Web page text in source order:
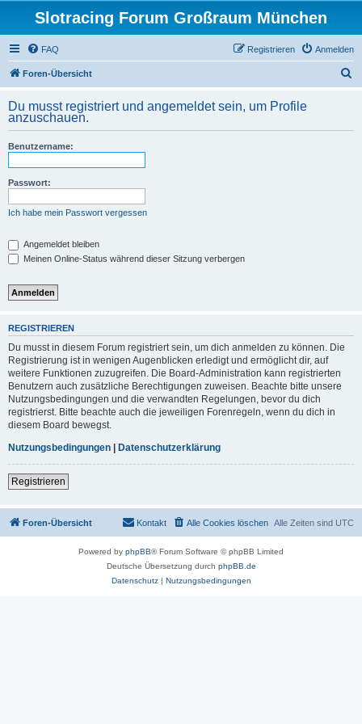
Slotracing Forum Großraum München
FAQ Anmelden
Registrieren
Foren-Übersicht
h
Du musst registriert und angemeldet sein, um Profile
anzuschauen.
Benutzername:
Passwort:
Ich habe mein Passwort vergessen
Angemeldet bleiben
Meinen Online-Status während dieser Sitzung verbergen
REGISTRIEREN
Du musst in diesem Forum registriert sein, um dich anmelden zu können. Die
Registrierung ist in wenigen Augenblicken erledigt und ermöglicht dir, auf
weitere Funktionen zuzugreifen. Die Board-Administration kann registrierten
Benutzern auch zusätzliche Berechtigungen zuweisen. Beachte bitte unsere
Nutzungsbedingungen und die verwandten Regelungen, bevor du dich
registrierst. Bitte beachte auch die jeweiligen Forenregeln, wenn du dich in
diesem Board bewegst.
Nutzungsbedingungen | Datenschutzerklärung
Registrieren
Foren-Übersicht Alle Zeiten sind UTC
Alle Cookies löschen
Kontakt
Powered by phpBB® Forum Software © phpBB Limited
Deutsche Übersetzung durch phpBB.de
Datenschutz| Nutzungsbedingungen